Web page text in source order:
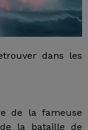
dans les
de la fameuse
la bataille de